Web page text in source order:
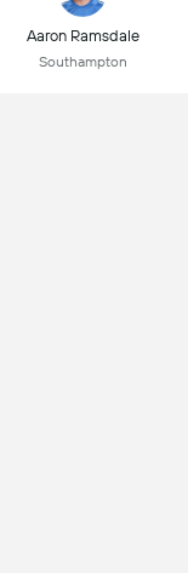
Aaron Ramsdale
Southampton